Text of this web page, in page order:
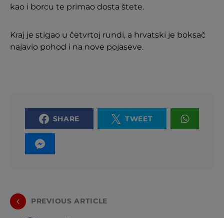
kao i borcu te primao dosta štete.
Kraj je stigao u četvrtoj rundi, a hrvatski je boksač
najavio pohod i na nove pojaseve.
SHARE TWEET
PREVIOUS ARTICLE